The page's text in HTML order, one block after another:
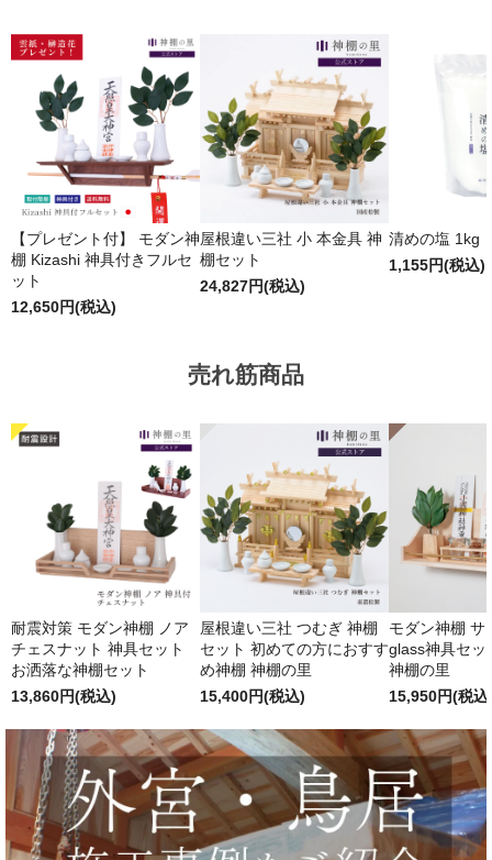
【プレゼント付】 モダン神
棚 Kizashi 神具付きフルセ
ット
12,650円(税込)
屋根違い三社 小 本金具 神
棚セット
24,827円(税込)
清めの塩 1kg
1,155円(税込)
売れ筋商品
耐震対策 モダン神棚 ノア
チェスナット 神具セット
お洒落な神棚セット
13,860円(税込)
屋根違い三社 つむぎ 神棚
セット 初めての方におすす
め神棚 神棚の里
15,400円(税込)
モダン神棚 サ
glass神具セッ
神棚の里
15,950円(税込